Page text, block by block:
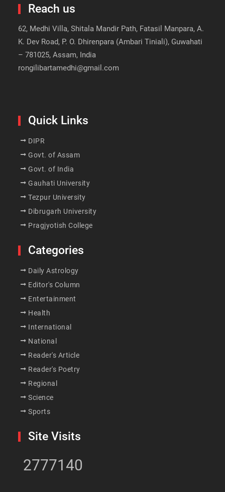
Reach us
62, Medhi Villa, Shitala Mandir Path, Fatasil Manpara, A.
K. Dev Road, P. O. Dhirenpara (Ambari Tiniali), Guwahati
– 781025, Assam, India
rongilibartamedhi@gmail.com
Quick Links
DIPR
Govt. of Assam
Govt. of India
Gauhati University
Tezpur University
Dibrugarh University
Pragjyotish College
Categories
Daily Astrology
Editor's Column
Entertainment
Health
International
National
Reader's Article
Reader's Poetry
Regional
Science
Sports
Site Visits
2777140